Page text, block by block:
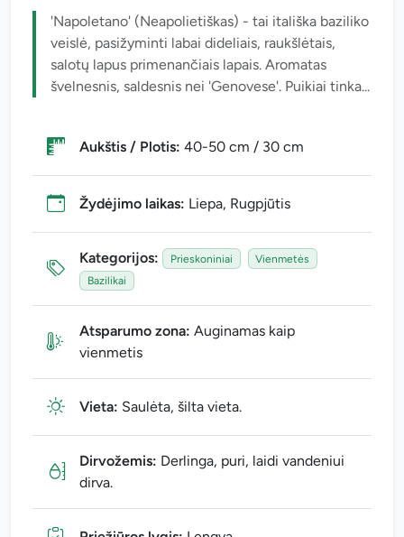
'Napoletano' (Neapolietiškas) - tai itališka baziliko
veislė, pasižyminti labai dideliais, raukšlėtais,
salotų lapus primenančiais lapais. Aromatas
švelnesnis, saldesnis nei 'Genovese'. Puikiai tinka...
Aukštis / Plotis: 40-50 cm / 30 cm
Žydėjimo laikas: Liepa, Rugpjūtis
Kategorijos: Prieskoniniai
Vienmetės
Bazilikai
Atsparumo zona: Auginamas kaip
vienmetis
Vieta: Saulėta, šilta vieta.
Dirvožemis: Derlinga, puri, laidi vandeniui
dirva.